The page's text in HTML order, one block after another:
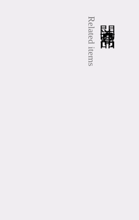
Related items